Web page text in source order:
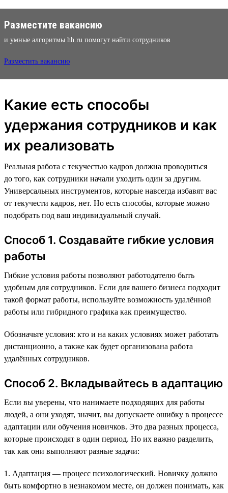
Разместите вакансию
и умные алгоритмы hh.ru помогут найти сотрудников
Разместить вакансию
Какие есть способы
удержания сотрудников и как
их реализовать
Реальная работа с текучестью кадров должна проводиться
до того, как сотрудники начали уходить один за другим.
Универсальных инструментов, которые навсегда избавят вас
от текучести кадров, нет. Но есть способы, которые можно
подобрать под ваш индивидуальный случай.
Способ 1. Создавайте гибкие условия
работы
Гибкие условия работы позволяют работодателю быть
удобным для сотрудников. Если для вашего бизнеса подходит
такой формат работы, используйте возможность удалённой
работы или гибридного графика как преимущество.
Обозначьте условия: кто и на каких условиях может работать
дистанционно, а также как будет организована работа
удалённых сотрудников.
Способ 2. Вкладывайтесь в адаптацию
Если вы уверены, что нанимаете подходящих для работы
людей, а они уходят, значит, вы допускаете ошибку в процессе
адаптации или обучения новичков. Это два разных процесса,
которые происходят в один период. Но их важно разделить,
так как они выполняют разные задачи:
1. Адаптация — процесс психологический. Новичку должно
быть комфортно в незнакомом месте, он должен понимать, как